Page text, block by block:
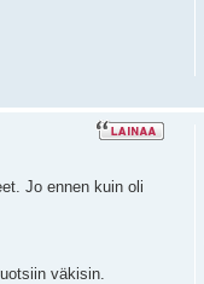
Jo ennen kuin oli
väkisin.